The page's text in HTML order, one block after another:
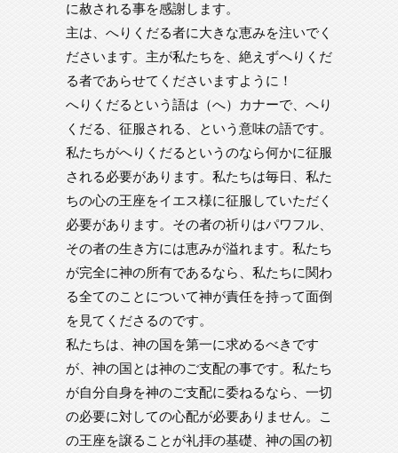
に赦される事を感謝します。
主は、へりくだる者に大きな恵みを注いでく
ださいます。主が私たちを、絶えずへりくだ
る者であらせてくださいますように！
へりくだるという語は（へ）カナーで、へり
くだる、征服される、という意味の語です。
私たちがへりくだるというのなら何かに征服
される必要があります。私たちは毎日、私た
ちの心の王座をイエス様に征服していただく
必要があります。その者の祈りはパワフル、
その者の生き方には恵みが溢れます。私たち
が完全に神の所有であるなら、私たちに関わ
る全てのことについて神が責任を持って面倒
を見てくださるのです。
私たちは、神の国を第一に求めるべきです
が、神の国とは神のご支配の事です。私たち
が自分自身を神のご支配に委ねるなら、一切
の必要に対しての心配が必要ありません。こ
の王座を譲ることが礼拝の基礎、神の国の初